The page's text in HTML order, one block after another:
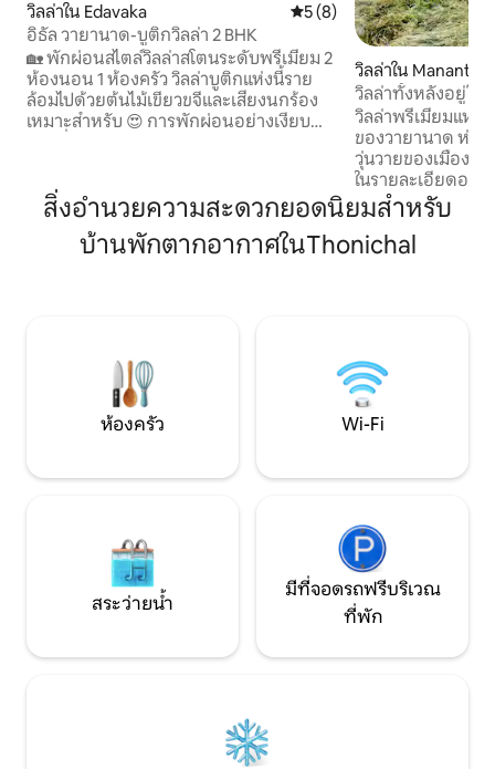
วิลล่าใน Edavaka คะแนนเฉลี่ย 5 จาก 5, 8 รีวิว
5 (8)
อิธัล วายานาด-บูติกวิลล่า 2 BHK
🏡 พักผ่อนสไตล์วิลล่าสโตนระดับพรีเมียม 2
ห้องนอน 1 ห้องครัว วิลล่าบูติกแห่งนี้ราย
ล้อมไปด้วยต้นไม้เขียวขจีและเสียงนกร้อง
เหมาะสำหรับ 😍 การพักผ่อนอย่างเงียบ
ห้อง • 💤 ชุดผ้าปูที่นอนคุณภาพพรีเมียม
พร้อมผ้านวมนุ่มสบายเพื่อการนอนหลับที่
ผ่อนคลาย • 🚿 ห้องน้ำในตัวพรีเมียม 2 ห้อง
• 🌿 พื้นที่นั่งเล่นในสวนส่วนตัวในแต่ละห้อง
วิลล่าใน
วิลล่าทั้งหลังอยู่ใน
Stay
วิลล่าพรีเมียมแห่ง
ของวายานาด ห่าง
วุ่นวายของเมือง ไ
ในรายละเอียดอย่
คุณจะได้รับความส
พอใจสูงสุด สิ่งที่เรามอบให้: • การให้เช่า
วิลล่าทั้งหลัง – เช่
เหลือในการวางแผ
นาด
สิ่งอำนวยความสะดวกยอดนิยมสำหรับ
บ้านพักตากอากาศในThonichal
ห้องครัว Wi-Fi
สระว่ายน้ำ
มีที่จอดรถฟรีบริเวณ
ที่พัก